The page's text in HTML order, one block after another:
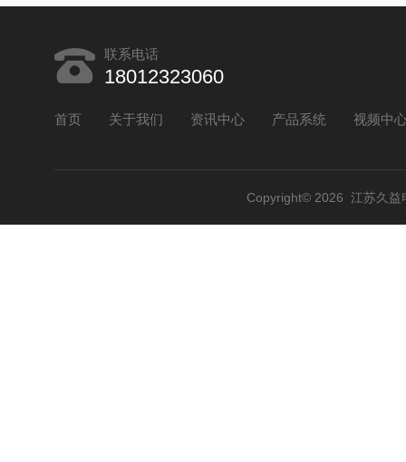
联系电话
18012323060
首页 关于我们 资讯中心 产品系统 视频中
Copyright© 2026 江苏久